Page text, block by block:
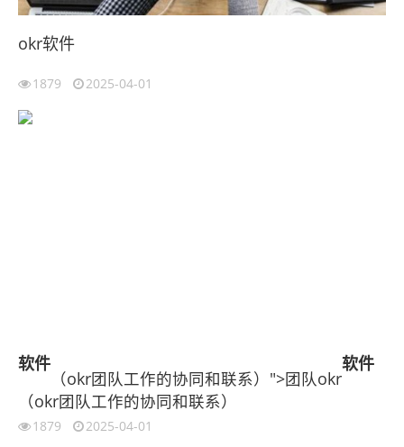
okr软件
1879 2025-04-01
软件
（okr团队工作的协同和联系）">团队okr
软件
（okr团队工作的协同和联系）
1879 2025-04-01